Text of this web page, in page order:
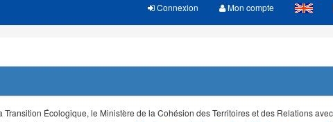
Connexion Mon compte
Écologique, le Ministère de la Cohésion des Territoires et des Relations